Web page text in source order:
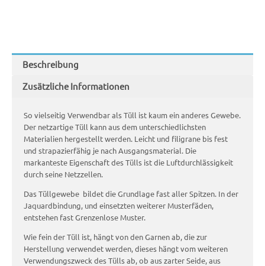
Beschreibung
Zusätzliche Informationen
So vielseitig Verwendbar als Tüll ist kaum ein anderes Gewebe.
Der netzartige Tüll kann aus dem unterschiedlichsten
Materialien hergestellt werden. Leicht und filigrane bis fest
und strapazierfähig je nach Ausgangsmaterial. Die
markanteste Eigenschaft des Tülls ist die Luftdurchlässigkeit
durch seine Netzzellen.
Das Tüllgewebe bildet die Grundlage fast aller Spitzen. In der
Jaquardbindung, und einsetzten weiterer Musterfäden,
entstehen fast Grenzenlose Muster.
Wie fein der Tüll ist, hängt von den Garnen ab, die zur
Herstellung verwendet werden, dieses hängt vom weiteren
Verwendungszweck des Tülls ab, ob aus zarter Seide, aus